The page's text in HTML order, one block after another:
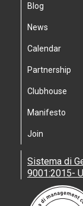
Blog
News
Calendar
Partnership
Clubhouse
Manifesto
Join
Sistema di
9001:2015-